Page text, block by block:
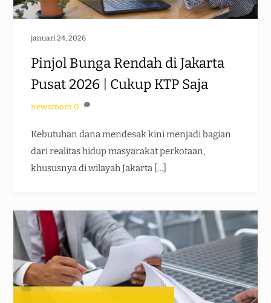
januari 24, 2026
Pinjol Bunga Rendah di Jakarta
Pusat 2026 | Cukup KTP Saja
newsroom 0
Kebutuhan dana mendesak kini menjadi bagian
dari realitas hidup masyarakat perkotaan,
khususnya di wilayah Jakarta […]